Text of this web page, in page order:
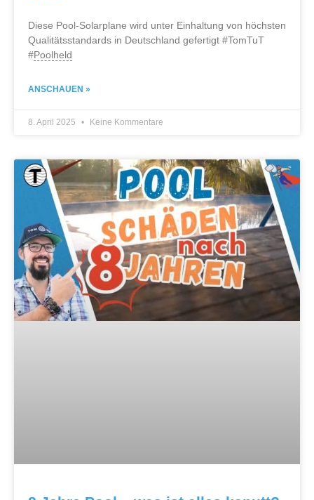
Diese Pool-Solarplane wird unter Einhaltung von höchsten
Qualitätsstandards in Deutschland gefertigt #TomTuT
#Poolheld
ANSCHAUEN »
8. April 2025 Keine Kommentare